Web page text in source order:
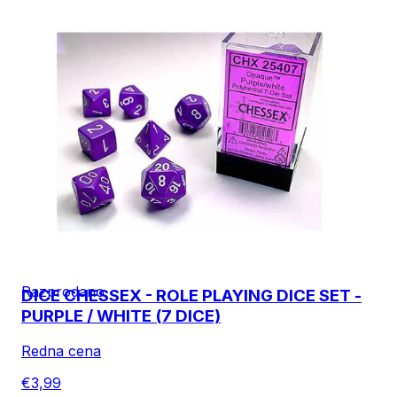
Razprodano
DICE CHESSEX - ROLE PLAYING DICE SET -
PURPLE / WHITE (7 DICE)
Redna cena
€3,99